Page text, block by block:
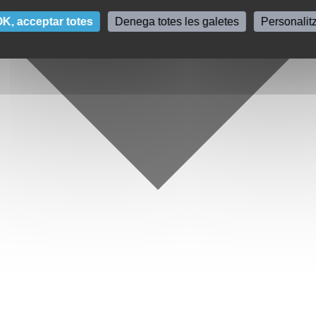
acceptar totes Denega totes les galetes